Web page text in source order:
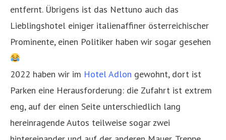
entfernt. Übrigens ist das Nettuno auch das
Lieblingshotel einiger italienaffiner österreichischer
Prominente, einen Politiker haben wir sogar gesehen
2022 haben wir im Hotel Adlon gewohnt, dort ist
Parken eine Herausforderung: die Zufahrt ist extrem
eng, auf der einen Seite unterschiedlich lang
hereinragende Autos teilweise sogar zwei